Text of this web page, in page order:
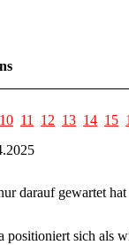
10 11 12 13 14 15
darauf gewartet hat
positioniert sich als